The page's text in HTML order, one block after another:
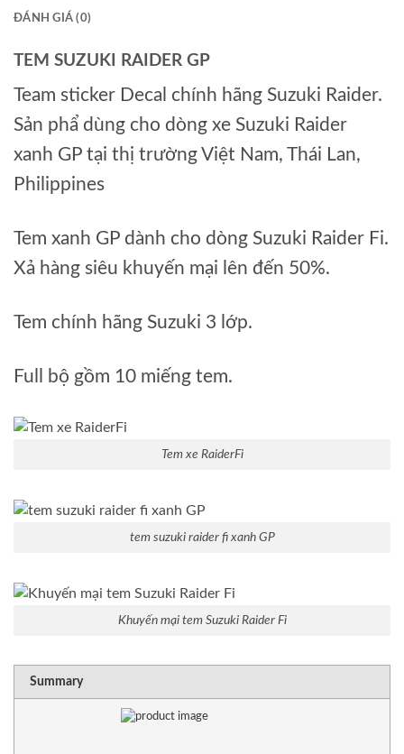
ĐÁNH GIÁ (0)
TEM SUZUKI RAIDER GP
Team sticker Decal chính hãng Suzuki Raider.
Sản phẩ dùng cho dòng xe Suzuki Raider
xanh GP tại thị trường Việt Nam, Thái Lan,
Philippines
Tem xanh GP dành cho dòng Suzuki Raider Fi.
Xả hàng siêu khuyến mại lên đến 50%.
Tem chính hãng Suzuki 3 lớp.
Full bộ gồm 10 miếng tem.
Tem xe RaiderFi
tem suzuki raider fi xanh GP
Khuyến mại tem Suzuki Raider Fi
Summary
RATING 1 star
2
3
4
5